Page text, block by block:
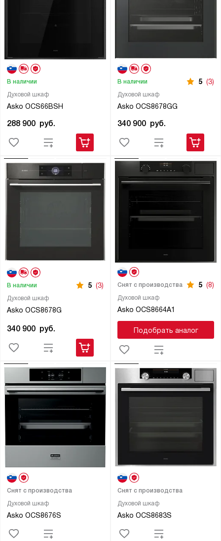
Духовой шкаф
Asko OCS66BSH
В наличии
288 900 руб.
Духовой шкаф
Asko OCS8678GG
В наличии 5 (3)
340 900 руб.
Духовой шкаф
Asko OCS8678G
В наличии 5 (3)
340 900 руб.
Духовой шкаф
Asko OCS8664A1
Снят с производства 5 (8)
Подобрать аналог
Духовой шкаф
Asko OCS8676S
Снят с производства
Духовой шкаф
Asko OCS8683S
Снят с производства